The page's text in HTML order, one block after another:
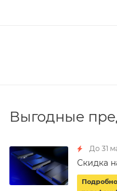
Выгодные
До 31
Скидка